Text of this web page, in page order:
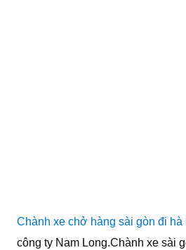
Chành xe chở hàng sài gòn đi hà
công ty Nam Long.Chành xe sài